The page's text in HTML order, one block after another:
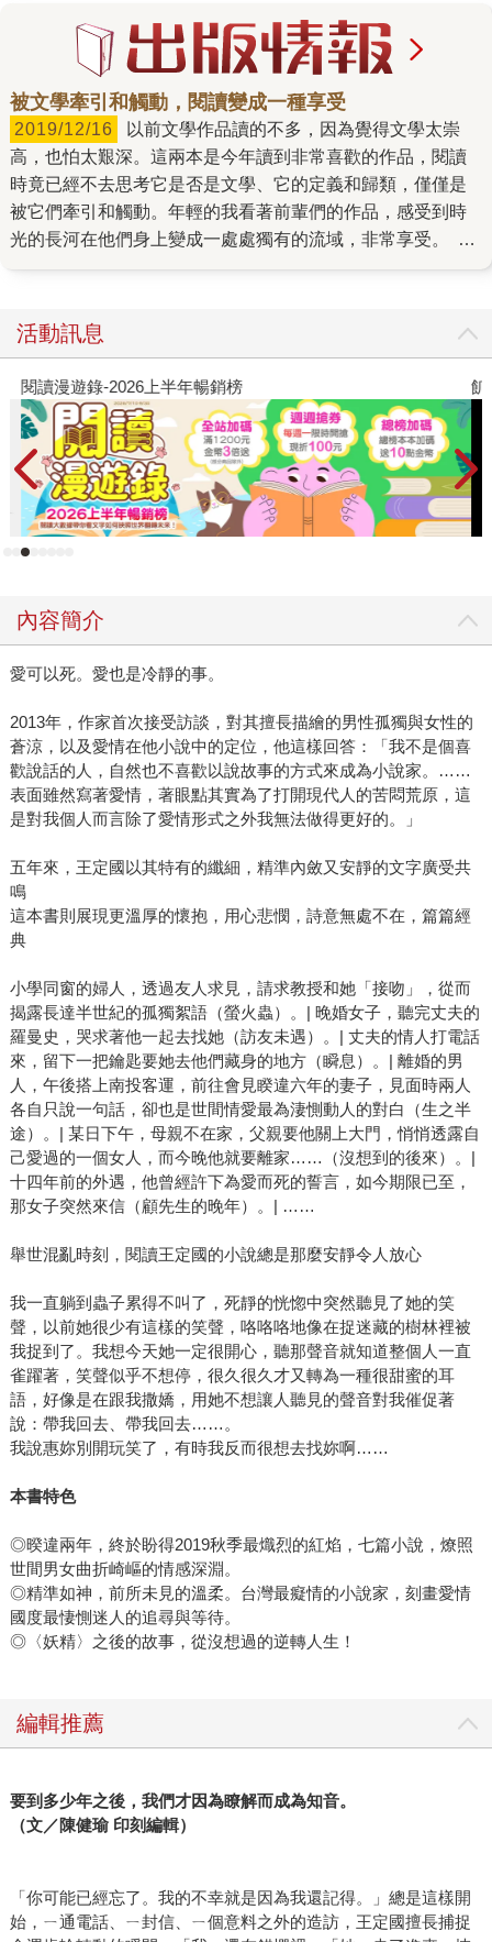
被文學牽引和觸動，閱讀變成一種享受
2019/12/16
高，也怕太艱深。這兩本是今年讀到非常喜歡的作品，閱讀
時竟已經不去思考它是否是文學、它的定義和歸類，僅僅是
被它們牽引和觸動。年輕的我看著前輩們的作品，感受到時
光的長河在他們身上變成一處處獨有的流域，非常享受。 推
則是短篇小說。每一篇看似平淡如水的簡單情節，看完後總
是久久不能自己。那是年輕的我還無法觸及的，但卻由著王
定國老師的筆觸，感受到時光的長河在他身上變成一處處獨
有的流域，是非常享受的閱讀經驗。 推薦書單
→《2018630111209》 這是第一次讀陳雋弘老師的詩，大為
驚艷。很像細緻的熱生焦糖拿鐵，情緒很綿密，喝進肚裡會
有一股熱。原本比較少讀詩的我，有一陣子難得睡前都會讀
一、兩首，因為捨不得讀完，許多情感都能走陳雋弘老師的
詩裡得到照顧。 前往→ 2019年度出版情報
活動訊息
閱讀漫遊錄-2026上半年暢銷榜 飢
內容簡介
愛可以死。愛也是冷靜的事。
2013年，作家首次接受訪談，對其擅長描繪的男性孤獨與女性的
蒼涼，以及愛情在他小說中的定位，他這樣回答：「我不是個喜
歡說話的人，自然也不喜歡以說故事的方式來成為小說家。……
表面雖然寫著愛情，著眼點其實為了打開現代人的苦悶荒原，這
是對我個人而言除了愛情形式之外我無法做得更好的。」
五年來，王定國以其特有的纖細，精準內斂又安靜的文字廣受共
鳴
這本書則展現更溫厚的懷抱，用心悲憫，詩意無處不在，篇篇經
典
小學同窗的婦人，透過友人求見，請求教授和她「接吻」，從而
揭露長達半世紀的孤獨絮語（螢火蟲）。| 晚婚女子，聽完丈夫的
羅曼史，哭求著他一起去找她（訪友未遇）。| 丈夫的情人打電話
來，留下一把鑰匙要她去他們藏身的地方（瞬息）。| 離婚的男
人，午後搭上南投客運，前往會見睽違六年的妻子，見面時兩人
各自只說一句話，卻也是世間情愛最為淒惻動人的對白（生之半
途）。| 某日下午，母親不在家，父親要他關上大門，悄悄透露自
己愛過的一個女人，而今晚他就要離家……（沒想到的後來）。|
十四年前的外遇，他曾經許下為愛而死的誓言，如今期限已至，
那女子突然來信（顧先生的晚年）。| ……
舉世混亂時刻，閱讀王定國的小說總是那麼安靜令人放心
我一直躺到蟲子累得不叫了，死靜的恍惚中突然聽見了她的笑
聲，以前她很少有這樣的笑聲，咯咯咯地像在捉迷藏的樹林裡被
我捉到了。我想今天她一定很開心，聽那聲音就知道整個人一直
雀躍著，笑聲似乎不想停，很久很久才又轉為一種很甜蜜的耳
語，好像是在跟我撒嬌，用她不想讓人聽見的聲音對我催促著
說：帶我回去、帶我回去……。
我說惠妳別開玩笑了，有時我反而很想去找妳啊……
本書特色
◎暌違兩年，終於盼得2019秋季最熾烈的紅焰，七篇小說，燎照
世間男女曲折崎嶇的情感深淵。
◎精準如神，前所未見的溫柔。台灣最癡情的小說家，刻畫愛情
國度最悽惻迷人的追尋與等待。
◎〈妖精〉之後的故事，從沒想過的逆轉人生！
編輯推薦
要到多少年之後，我們才因為瞭解而成為知音。
（文／陳健瑜 印刻編輯）
「你可能已經忘了。我的不幸就是因為我還記得。」總是這樣開
始，ㄧ通電話、ㄧ封信、ㄧ個意料之外的造訪，王定國擅長捕捉